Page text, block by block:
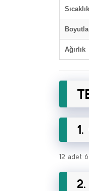
Ağırlık
12 adet